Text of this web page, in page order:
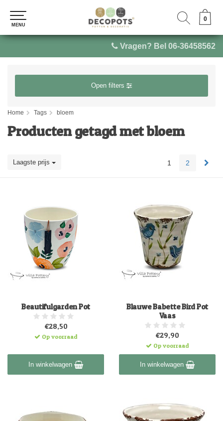
Vragen? Bel 06-36458562
0
MENU
0
MENU
Open filters
Home Tags bloem
Producten getagd met bloem
Laagste prijs 1 2
Beautifulgarden Pot
€28,50
Op voorraad
In winkelwagen
Blauwe Babette Bird Pot
Vaas
€29,90
Op voorraad
In winkelwagen